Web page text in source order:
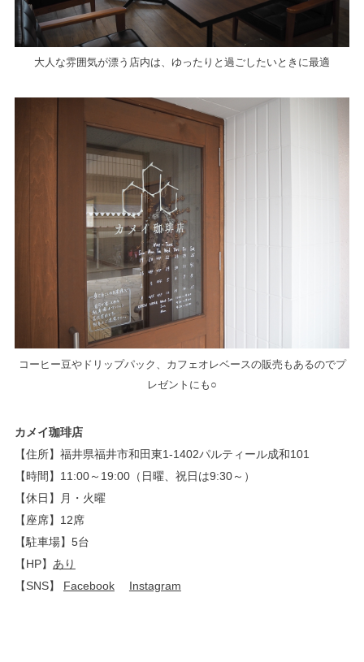
大人な雰囲気が漂う店内は、ゆったりと過ごしたいときに最適
コーヒー豆やドリップパック、カフェオレベースの販売もあるのでプ
レゼントにも○
カメイ珈琲店
【住所】福井県福井市和田東1-1402パルティール成和101
【時間】11:00～19:00（日曜、祝日は9:30～）
【休日】月・火曜
【座席】12席
【駐車場】5台
【HP】 あり
【SNS】 Facebook Instagram